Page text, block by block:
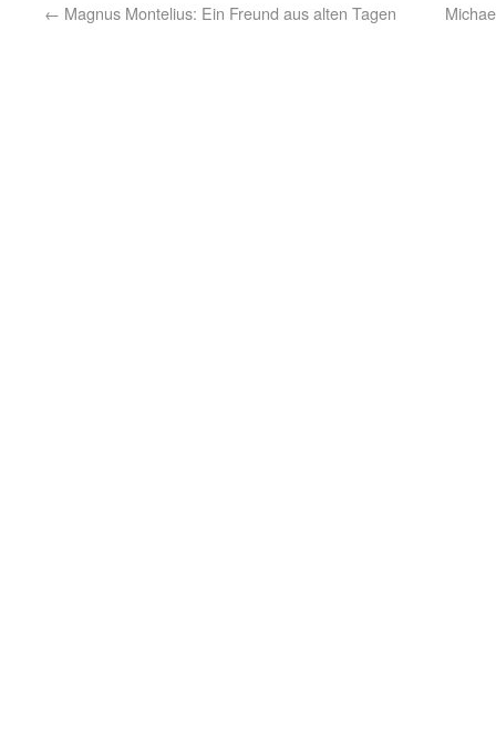
← Magnus Montelius: Ein Freund aus alten Tagen